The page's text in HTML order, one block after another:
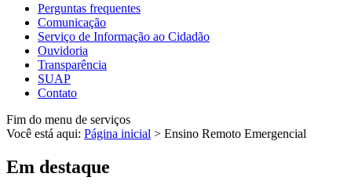
Perguntas frequentes
Comunicação
Serviço de Informação ao Cidadão
Ouvidoria
Transparência
SUAP
Contato
Fim do menu de serviços
Você está aqui: Página inicial > Ensino Remoto Emergencial
Em destaque